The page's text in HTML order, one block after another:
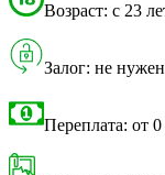
Возраст: с 23
Залог: не нужен
Переплата: от